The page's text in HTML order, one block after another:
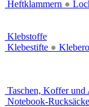
Heftklammern ●
Klebstoffe
Klebestifte ●
Taschen, Koffer
Notebook-Rucksäcke